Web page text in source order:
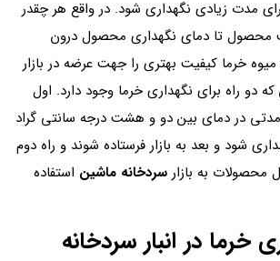
مدت زیادی نگهداری شود. در واقع هر چقدر
محصول تا دمای نگهداری محصول درون
میوه خرما کیفیت بهتری را جهت عرضه در بازار
دو راه برای نگهداری خرما وجود دارد. اول
مدتی در دمای بین دو و هشت درجه سانتی‌ گراد
شود و بعد به بازار فرستاده شوند و راه دوم
محصولات به بازار سردخانه ماشین استفاده
خرما در انبار سردخانه